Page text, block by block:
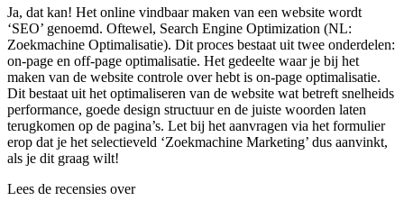
Ja, dat kan! Het online vindbaar maken van een website wordt
‘SEO’ genoemd. Oftewel, Search Engine Optimization (NL:
Zoekmachine Optimalisatie). Dit proces bestaat uit twee onderdelen:
on-page en off-page optimalisatie. Het gedeelte waar je bij het
maken van de website controle over hebt is on-page optimalisatie.
Dit bestaat uit het optimaliseren van de website wat betreft snelheids
performance, goede design structuur en de juiste woorden laten
terugkomen op de pagina’s. Let bij het aanvragen via het formulier
erop dat je het selectieveld ‘Zoekmachine Marketing’ dus aanvinkt,
als je dit graag wilt!
Lees de recensies over